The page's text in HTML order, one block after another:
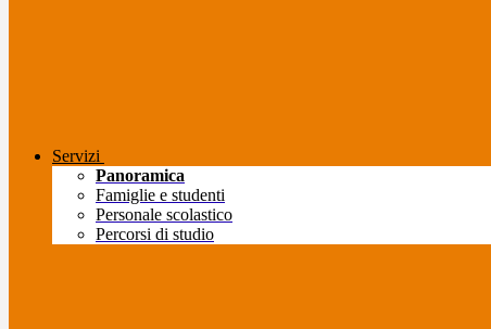
Servizi
Panoramica
Famiglie e studenti
Personale scolastico
Percorsi di studio